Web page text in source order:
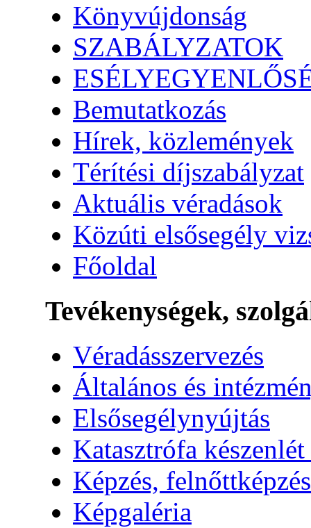
Könyvújdonság
SZABÁLYZATOK
Bemutatkozás
Hírek, közlemények
Térítési díjszabályzat
Aktuális véradások
Közúti elsősegély
Főoldal
Tevékenységek,
Véradásszervezés
Általános és
Elsősegélynyújtás
Katasztrófa
Képzés, felnőttképzés
Képgaléria